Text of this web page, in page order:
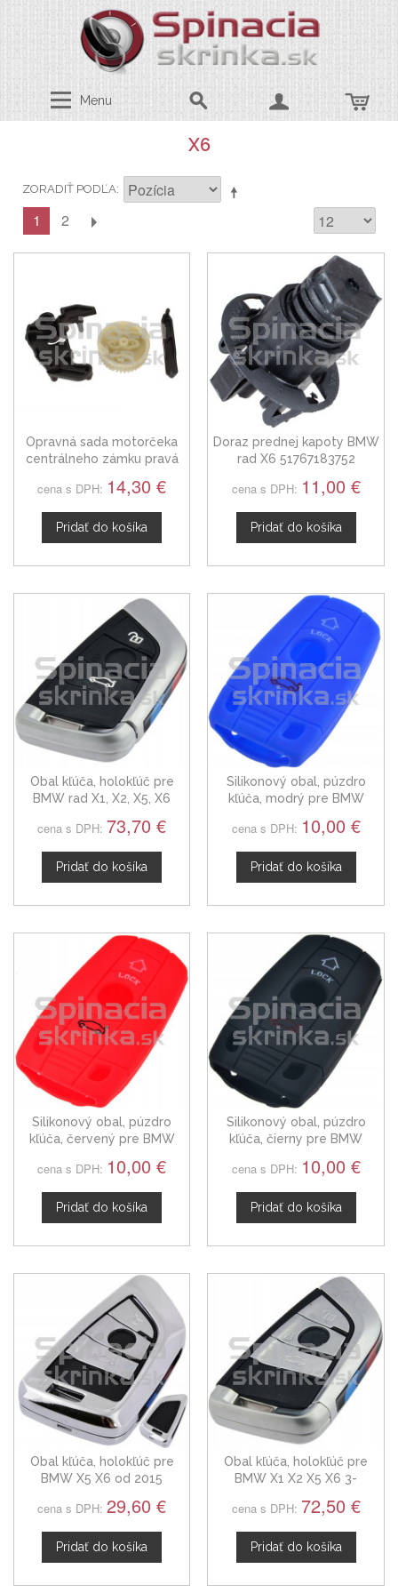
Menu
X6
ZORADIŤ PODĽA
1 2
Opravná sada motorčeka
centrálneho zámku pravá
cena s DPH: 14,30 €
Pridať do košíka
Doraz prednej kapoty BMW
rad X6 51767183752
cena s DPH: 11,00 €
Pridať do košíka
Obal kľúča, holokľúč pre
BMW rad X1, X2, X5, X6
cena s DPH: 73,70 €
Pridať do košíka
Silikonový obal, púzdro
kľúča, modrý pre BMW
cena s DPH: 10,00 €
Pridať do košíka
Silikonový obal, púzdro
kľúča, červený pre BMW
cena s DPH: 10,00 €
Pridať do košíka
Silikonový obal, púzdro
kľúča, čierny pre BMW
cena s DPH: 10,00 €
Pridať do košíka
Obal kľúča, holokľúč pre
BMW X5 X6 od 2015
cena s DPH: 29,60 €
Pridať do košíka
Obal kľúča, holokľúč pre
BMW X1 X2 X5 X6 3-
cena s DPH: 72,50 €
Pridať do košíka